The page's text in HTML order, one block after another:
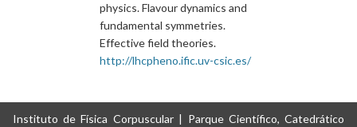
physics. Flavour dynamics and
fundamental symmetries.
Effective field theories.
http://lhcpheno.ific.uv-csic.es/
Instituto de Física Corpuscular | Parque Científico, Catedrático